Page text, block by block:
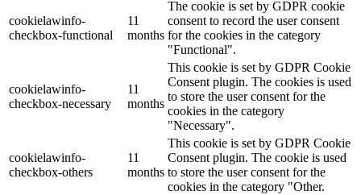
cookielawinfo-
checkbox-functional
11
months
The cookie is set by GDPR cookie
consent to record the user consent
for the cookies in the category
"Functional".
cookielawinfo-
checkbox-necessary
11
months
This cookie is set by GDPR Cookie
Consent plugin. The cookies is used
to store the user consent for the
cookies in the category
"Necessary".
cookielawinfo-
checkbox-others
11
months
This cookie is set by GDPR Cookie
Consent plugin. The cookie is used
to store the user consent for the
cookies in the category "Other.